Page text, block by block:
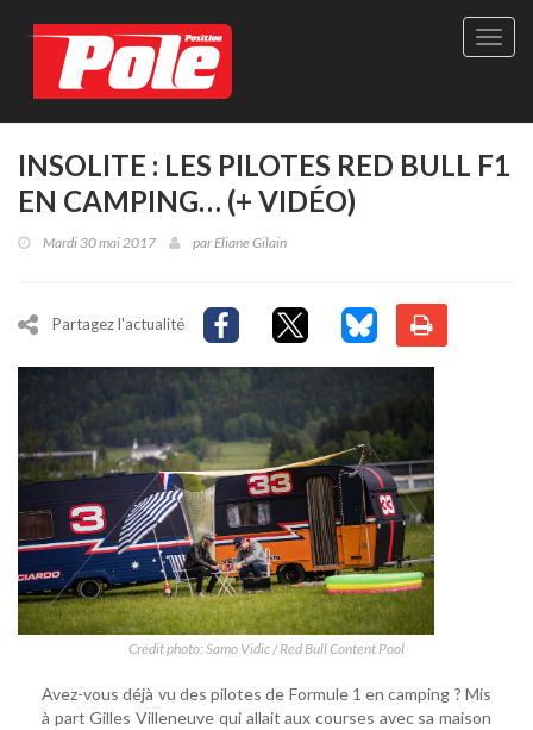
Site
INSOLITE : LES PILOTES RED BULL F1
EN CAMPING… (+ VIDÉO)
Mardi 30 mai 2017 parEliane Gilain
Partagez l'actualité
Crédit photo: Samo Vidic / Red Bull Content Pool
Avez-vous déjà vu des pilotes de Formule 1 en camping ? Mis
à part Gilles Villeneuve qui allait aux courses avec sa maison